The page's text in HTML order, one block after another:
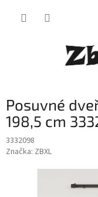
Posuvné
198,5 cm
3332098
Značka: ZBXL